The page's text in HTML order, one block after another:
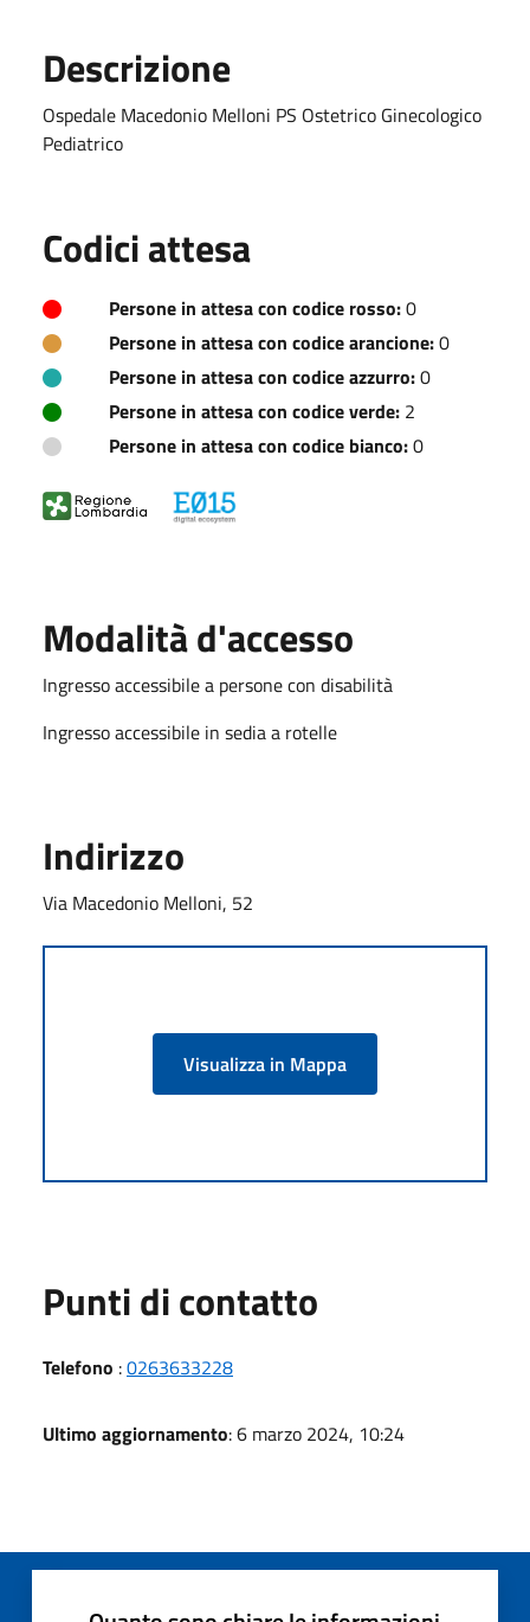
Descrizione
Ospedale Macedonio Melloni PS Ostetrico Ginecologico
Pediatrico
Codici attesa
Persone in attesa con codice rosso:0
Persone in attesa con codice arancione:0
Persone in attesa con codice azzurro:0
Persone in attesa con codice verde: 2
Persone in attesa con codice bianco:0
Modalità d'accesso
Ingresso accessibile a persone con disabilità
Ingresso accessibile in sedia a rotelle
Indirizzo
Via Macedonio Melloni, 52
Visualizza in Mappa
Punti di contatto
Telefono :0263633228
Ultimo aggiornamento: 6 marzo 2024, 10:24